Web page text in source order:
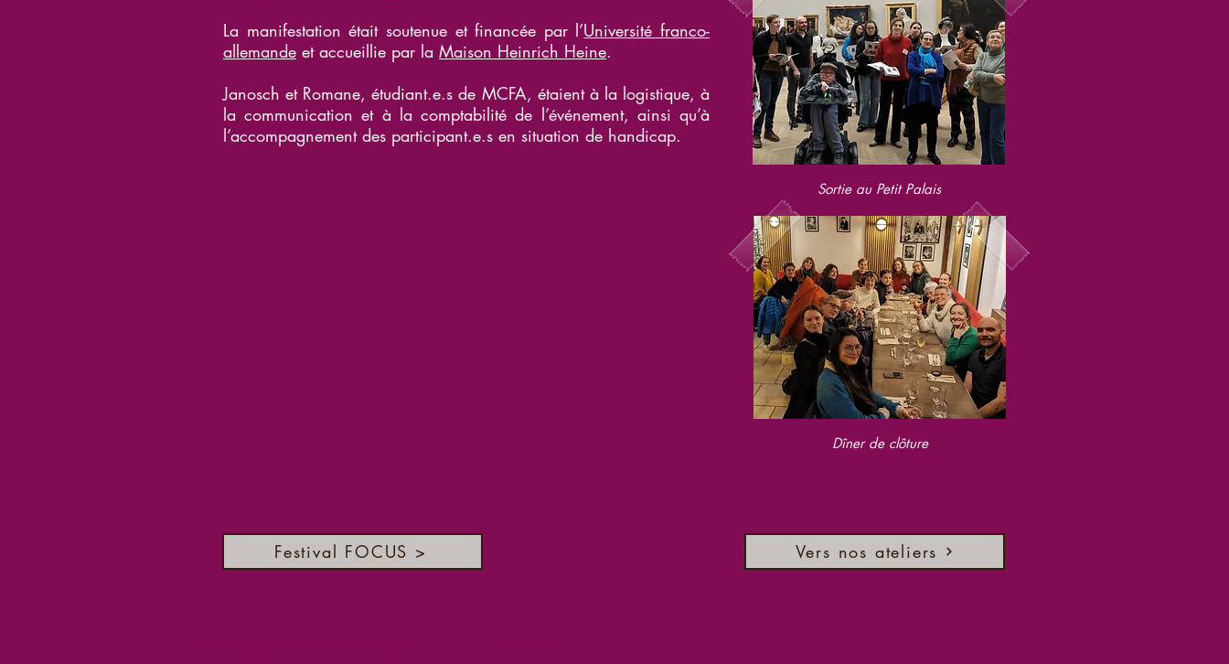
La manifestation était soutenue et financée par l’Université franco-
allemande et accueillie par la Maison Heinrich Heine.
Janosch et Romane, étudiant.e.s de MCFA, étaient à la logistique, à
la communication et à la comptabilité de l’événement, ainsi qu’à
l’accompagnement des participant.e.s en situation de handicap.
Sortie au Petit Palais
Dîner de clôture
Festival FOCUS > Vers nos ateliers